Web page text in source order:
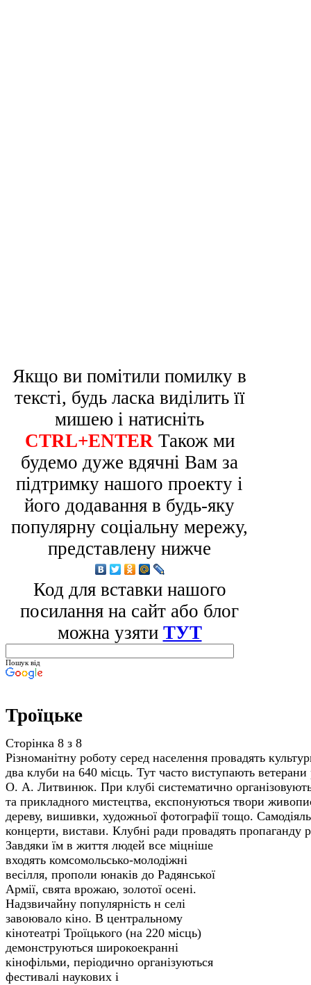
Якщо ви помітили помилку в
тексті, будь ласка виділить її
мишею і натисніть
CTRL+ENTER Також ми
будемо дуже вдячні Вам за
підтримку нашого проекту і
його додавання в будь-яку
популярну соціальну мережу,
представлену нижче
Код для вставки нашого
посилання на сайт або блог
можна узяти ТУТ
Пошук від
Троїцьке
Сторінка 8 з 8
Різноманітну роботу серед населення провадять
два клуби на 640 місць. Тут часто виступають
О. А. Литвинюк. При клубі систематично
та прикладного мистецтва, експонуються твори
дереву, вишивки, художньої фотографії тощо.
концерти, вистави. Клубні ради провадять пропаганду
Завдяки їм в життя людей все міцніше
входять комсомольсько-молодіжні
весілля, прополи юнаків до Радянської
Армії, свята врожаю, золотої осені.
Надзвичайну популярність н селі
завоювало кіно. В центральному
кінотеатрі Троїцького (на 220 місць)
демонструються широкоекранні
кінофільми, періодично організуються
фестивалі наукових і